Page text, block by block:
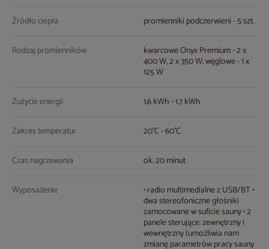
Źródło ciepła promienniki podczerwieni - 5 szt.
Rodzaj promienników kwarcowe Onyx Premium - 2 x
400 W, 2 x 350 W; węglowe - 1 x
125 W
Zużycie energii 1,6 kWh - 1,7 kWh
Zakres temperatur 20°C - 60°C
Czas nagrzewania ok. 20 minut
Wyposażenie • radio multimedialne z USB/BT •
dwa stereofoniczne głośniki
zamocowane w suficie sauny • 2
panele sterujące: zewnętrzny i
wewnętrzny (umożliwia nam
zmianę parametrów pracy sauny